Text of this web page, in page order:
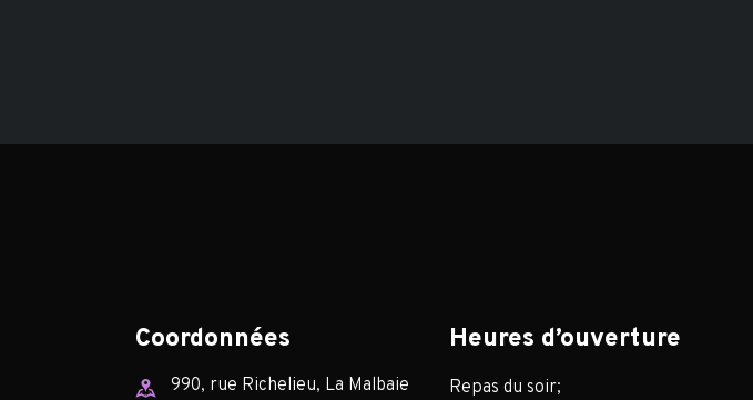
Coordonnées
990, rue Richelieu, La Malbaie
Heures d’ouverture
Repas du soir;